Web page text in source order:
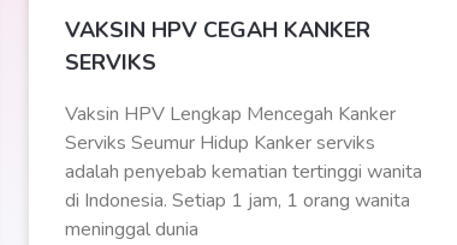
VAKSIN HPV CEGAH KANKER
SERVIKS
Vaksin HPV Lengkap Mencegah Kanker
Serviks Seumur Hidup Kanker serviks
adalah penyebab kematian tertinggi wanita
di Indonesia. Setiap 1 jam, 1 orang wanita
meninggal dunia